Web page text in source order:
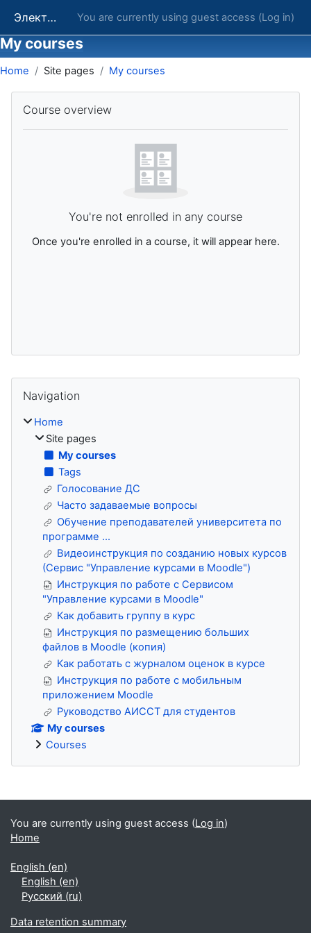
Электронные курсы ОГУ в системе обучения Moodle You are currently using guest access (Log in)
My courses
Home Site pages My courses
Blocks
Course overview
You're not enrolled in any course
Once you're enrolled in a course, it will appear here.
Navigation
Home
Site pages
My courses
Tags
Голосование ДС
Часто задаваемые вопросы
Обучение преподавателей университета по
программе ...
Видеоинструкция по созданию новых курсов
(Сервис "Управление курсами в Moodle")
Инструкция по работе с Сервисом
"Управление курсами в Moodle"
Как добавить группу в курс
Инструкция по размещению больших
файлов в Moodle (копия)
Как работать с журналом оценок в курсе
Инструкция по работе с мобильным
приложением Moodle
Руководство АИССТ для студентов
My courses
Courses
Blocks
You are currently using guest access (Log in)
Home
English ‎(en)‎
English ‎(en)‎
Русский ‎(ru)‎
Data retention summary